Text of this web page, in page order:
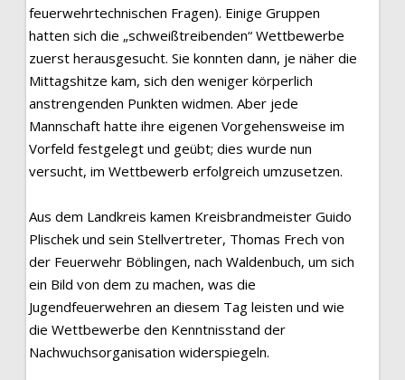
feuerwehrtechnischen Fragen). Einige Gruppen
hatten sich die „schweißtreibenden“ Wettbewerbe
zuerst herausgesucht. Sie konnten dann, je näher die
Mittagshitze kam, sich den weniger körperlich
anstrengenden Punkten widmen. Aber jede
Mannschaft hatte ihre eigenen Vorgehensweise im
Vorfeld festgelegt und geübt; dies wurde nun
versucht, im Wettbewerb erfolgreich umzusetzen.
Aus dem Landkreis kamen Kreisbrandmeister Guido
Plischek und sein Stellvertreter, Thomas Frech von
der Feuerwehr Böblingen, nach Waldenbuch, um sich
ein Bild von dem zu machen, was die
Jugendfeuerwehren an diesem Tag leisten und wie
die Wettbewerbe den Kenntnisstand der
Nachwuchsorganisation widerspiegeln.